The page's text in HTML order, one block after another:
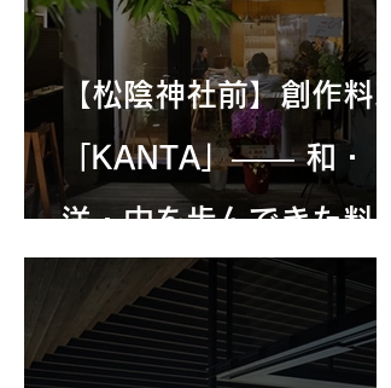
【松陰神社前】創作料理
「KANTA」—— 和・
洋・中を歩んできた料理
人の挑戦